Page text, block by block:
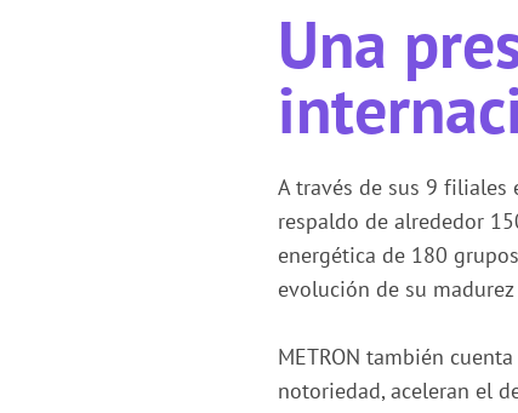
Una
A través de sus 9 filiales
respaldo de alrededor
energética de 180
evolución de su
METRON también
notoriedad, aceleran el